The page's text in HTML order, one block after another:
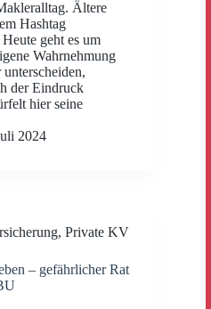
Ältere
Hashtag
geht es um
Wahrnehmung
der Eindruck
hier seine
2024
, Private KV
– gefährlicher Rat